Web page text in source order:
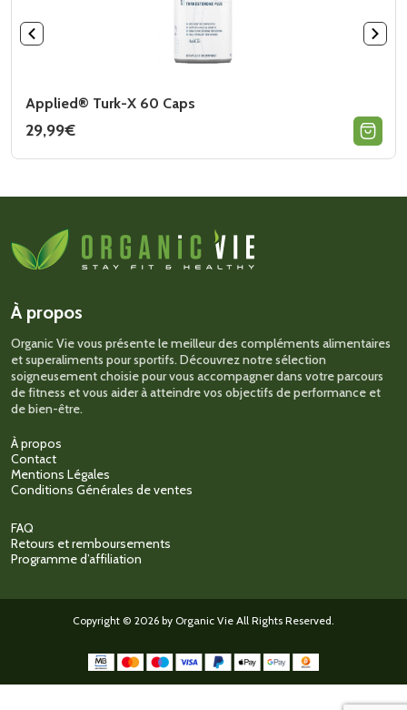
Applied® Turk-X 60 Caps
29,99€
À propos
Organic Vie vous présente le meilleur des compléments alimentaires
et superaliments pour sportifs. Découvrez notre sélection
soigneusement choisie pour vous accompagner dans votre parcours
de fitness et vous aider à atteindre vos objectifs de performance et
de bien-être.
À propos
Contact
Mentions Légales
Conditions Générales de ventes
FAQ
Retours et remboursements
Programme d’affiliation
Copyright © 2026 by Organic Vie All Rights Reserved.